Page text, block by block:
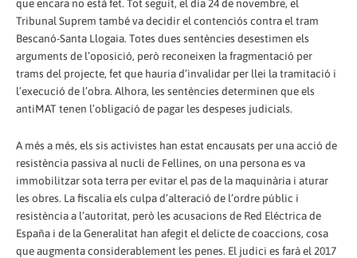
que encara no està fet. Tot seguit, el dia 24 de novembre, el
Tribunal Suprem també va decidir el contenciós contra el tram
Bescanó-Santa Llogaia. Totes dues sentències desestimen els
arguments de l’oposició, però reconeixen la fragmentació per
trams del projecte, fet que hauria d’invalidar per llei la tramitació i
l’execució de l’obra. Alhora, les sentències determinen que els
antiMAT tenen l’obligació de pagar les despeses judicials.
A més a més, els sis activistes han estat encausats per una acció de
resistència passiva al nucli de Fellines, on una persona es va
immobilitzar sota terra per evitar el pas de la maquinària i aturar
les obres. La fiscalia els culpa d’alteració de l’ordre públic i
resistència a l’autoritat, però les acusacions de Red Eléctrica de
España i de la Generalitat han afegit el delicte de coaccions, cosa
que augmenta considerablement les penes. El judici es farà el 2017